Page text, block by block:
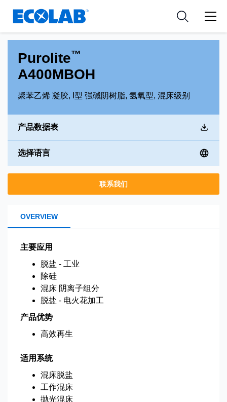
Resources
应用
Nutraceuticals
新闻和活动
工具
Purolite™
A400MBOH
聚苯乙烯 凝胶, I型 强碱阴树脂, 氢氧型, 混床级别
产品数据表
选择语言
联系我们
OVERVIEW
主要应用
脱盐 - 工业
除硅
混床 阴离子组分
脱盐 - 电火花加工
产品优势
高效再生
适用系统
混床脱盐
工作混床
抛光混床